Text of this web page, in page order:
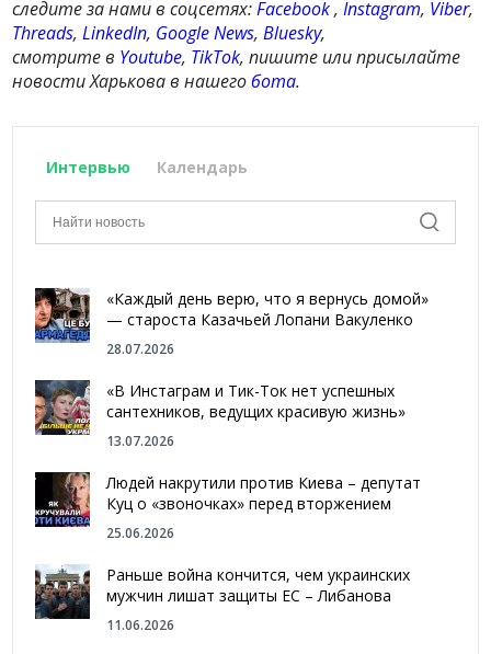
следите за нами в соцсетях:Facebook,Instagram, Viber,
Threads,LinkedIn, Google News,Bluesky,
смотрите в Youtube, TikTok, пишите или присылайте
новости Харькова в нашегобота.
Интервью Календарь
«Каждый день верю, что я вернусь домой»
— староста Казачьей Лопани Вакуленко
28.07.2026
«В Инстаграм и Тик-Ток нет успешных
сантехников, ведущих красивую жизнь»
13.07.2026
Людей накрутили против Киева – депутат
Куц о «звоночках» перед вторжением
25.06.2026
Раньше война кончится, чем украинских
мужчин лишат защиты ЕС – Либанова
11.06.2026